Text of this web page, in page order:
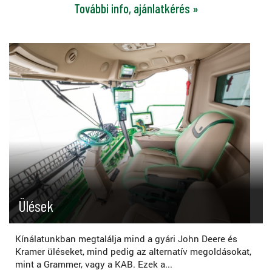
További info, ajánlatkérés »
Ülések
Kínálatunkban megtalálja mind a gyári John Deere és
Kramer üléseket, mind pedig az alternatív megoldásokat,
mint a Grammer, vagy a KAB. Ezek a...